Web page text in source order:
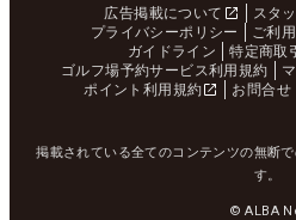
広告掲載について スタ
プライバシーポリシー
ご利
ガイドライン
特定商取
ゴルフ場予約サービス利用規約
ポイント利用規約
お問合せ
掲載されている全てのコンテンツの無断
す。
© ALBA